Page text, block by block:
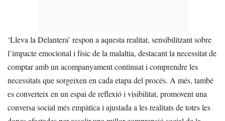
‘Lleva la Delantera’ respon a aquesta realitat, sensibilitzant sobre
l’impacte emocional i físic de la malaltia, destacant la necessitat de
comptar amb un acompanyament continuat i comprendre les
necessitats que sorgeixen en cada etapa del procés. A més, també
es converteix en un espai de reflexió i visibilitat, promovent una
conversa social més empàtica i ajustada a les realitats de totes les